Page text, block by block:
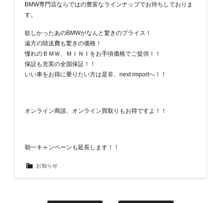
BMW専門店ならではの豊富なラインナップでお待ちしておりま
す。
欲しかったあのBMWがなんと驚きのプライス！
遠方の陸送費も驚きの価格！
憧れのＢＭＷ、ＭＩＮＩをお手頃価格でご提供！！
保証も充実の全国保証！！
いい車をお得に乗りたい方は是非、next importへ！！
オンライン商談、オンライン買取りもお得ですよ！！
朝一キャンペーンも延長します！！
お知らせ